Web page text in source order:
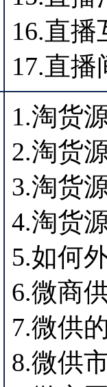
16.直
17.直
1.淘货
2.淘货
3.淘货
4.淘货
5.如何
6.微商
7.微供
8.微供